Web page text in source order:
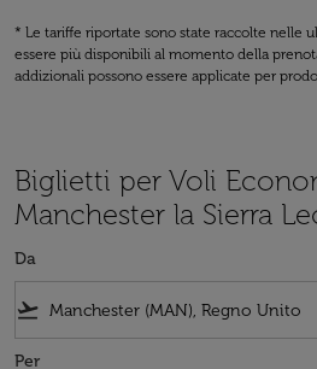
* Le tariffe riportate sono state raccolte nelle
essere più disponibili al momento della
addizionali possono essere applicate per
Biglietti per Voli
Manchester la Sierra
Da
flight_takeoff
Per